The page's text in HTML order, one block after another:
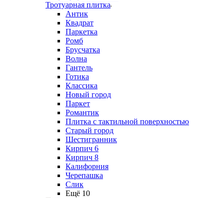
Тротуарная плитка
Антик
Квадрат
Паркетка
Ромб
Брусчатка
Волна
Гантель
Готика
Классика
Новый город
Паркет
Романтик
Плитка с тактильной поверхностью
Старый город
Шестигранник
Кирпич 6
Кирпич 8
Калифорния
Черепашка
Слик
Ещё 10